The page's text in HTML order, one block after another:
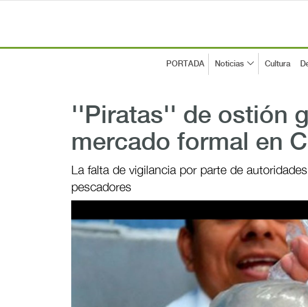
PORTADA Noticias Cultura
''Piratas'' de ostión
mercado formal en
La falta de vigilancia por parte de
pescadores